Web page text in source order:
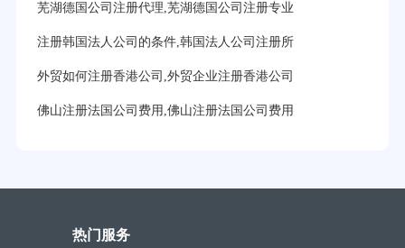
芜湖德国公司注册代理,芜湖德国公司注册专业
注册韩国法人公司的条件,韩国法人公司注册所
外贸如何注册香港公司,外贸企业注册香港公司
佛山注册法国公司费用,佛山注册法国公司费用
热门服务